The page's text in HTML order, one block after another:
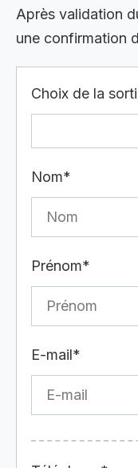
Après validation
une confirmation
Choix de la
Nom*
Prénom*
E-mail*